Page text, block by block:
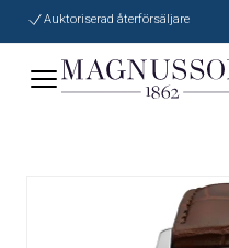
Auktoriserad återförsäljare